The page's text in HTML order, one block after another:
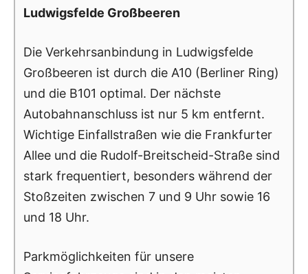
Ludwigsfelde Großbeeren
Die Verkehrsanbindung in Ludwigsfelde
Großbeeren ist durch die A10 (Berliner Ring)
und die B101 optimal. Der nächste
Autobahnanschluss ist nur 5 km entfernt.
Wichtige Einfallstraßen wie die Frankfurter
Allee und die Rudolf-Breitscheid-Straße sind
stark frequentiert, besonders während der
Stoßzeiten zwischen 7 und 9 Uhr sowie 16
und 18 Uhr.
Parkmöglichkeiten für unsere